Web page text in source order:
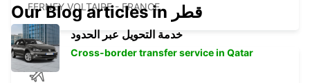
FERNEY VOLTAIRE - FRANCE Our Blog articles in قطر
خدمة التحويل عبر الحدود
Cross-border transfer service in Qatar